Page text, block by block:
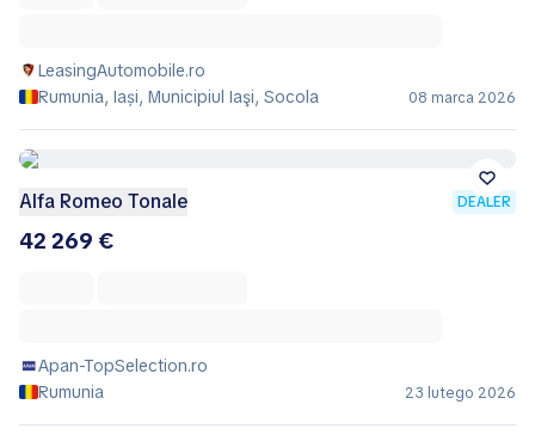
LeasingAutomobile.ro
Rumunia, Iași, Municipiul Iaşi, Socola
08 marca 2026
Alfa Romeo Tonale DEALER
42 269 €
Apan-TopSelection.ro
Rumunia
23 lutego 2026